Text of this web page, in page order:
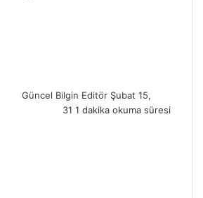
Güncel Bilgin Editör e
m
Şubat 15,
31 1 dakika okuma süresi